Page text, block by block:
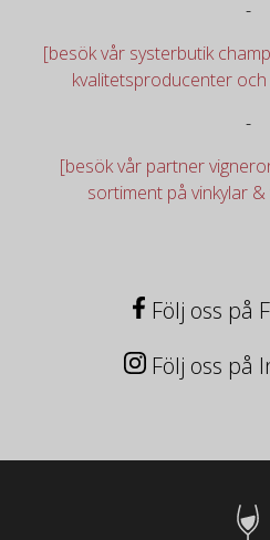
-
[besök vår systerbutik
kvalitetsproducenter
-
[besök vår partner
sortiment på vinkylar
Följ oss på
Följ oss på